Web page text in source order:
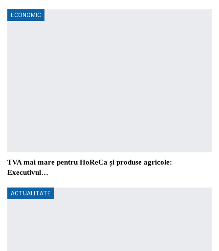
ECONOMIC
TVA mai mare pentru HoReCa și produse agricole:
Executivul…
ACTUALITATE